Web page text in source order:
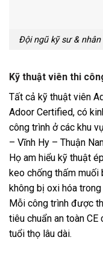
Đội ngũ kỹ sư &
Kỹ thuật viên thi
Tất cả kỹ thuật viên
Adoor Certified, có
công trình ở các khu
– Vĩnh Hy – Thuận
Họ am hiểu kỹ thuật
keo chống thấm muối
không bị oxi hóa
Mỗi công trình được
tiêu chuẩn an toàn
tuổi thọ lâu dài.